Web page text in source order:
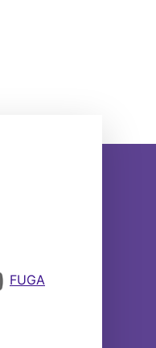
FUGA